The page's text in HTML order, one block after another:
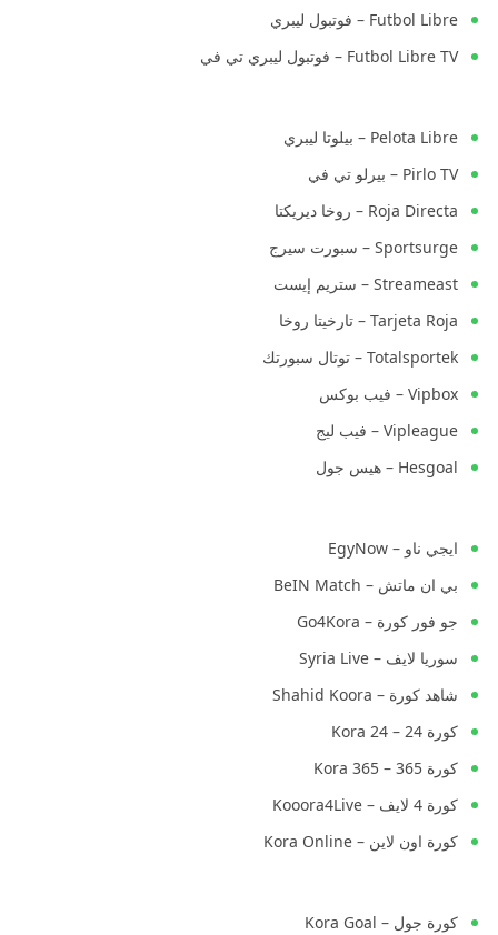
Futbol Libre – فوتبول ليبري
Futbol Libre TV – فوتبول ليبري تي في
Pelota Libre – بيلوتا ليبري
Pirlo TV – بيرلو تي في
Roja Directa – روخا ديريكتا
Sportsurge – سبورت سيرج
Streameast – ستريم إيست
Tarjeta Roja – تارخيتا روخا
Totalsportek – توتال سبورتك
Vipbox – فيب بوكس
Vipleague – فيب ليج
Hesgoal – هيس جول
ايجي ناو – EgyNow
بي ان ماتش – BeIN Match
جو فور كورة – Go4Kora
سوريا لايف – Syria Live
شاهد كورة – Shahid Koora
كورة 24 – Kora 24
كورة 365 – Kora 365
كورة 4 لايف – Kooora4Live
كورة اون لاين – Kora Online
كورة جول – Kora Goal